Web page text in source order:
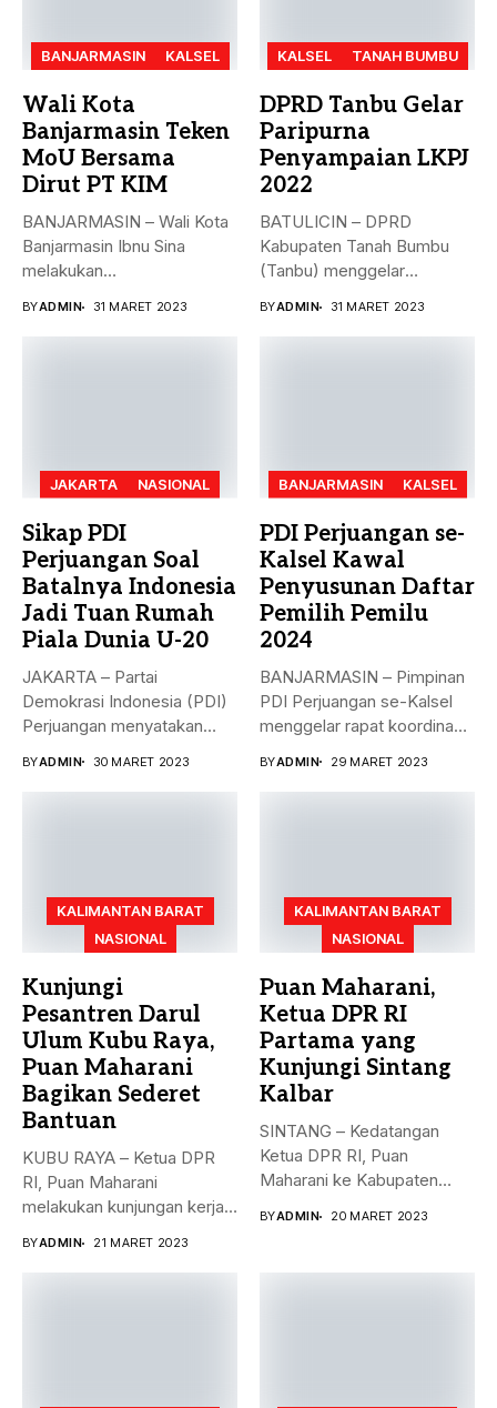
BANJARMASIN KALSEL
Wali Kota
Banjarmasin Teken
MoU Bersama
Dirut PT KIM
BANJARMASIN – Wali Kota
Banjarmasin Ibnu Sina
melakukan
BYADMIN 31 MARET 2023
KALSEL TANAH BUMBU
DPRD Tanbu Gelar
Paripurna
Penyampaian LKPJ
2022
BATULICIN – DPRD
Kabupaten Tanah Bumbu
(Tanbu) menggelar
BYADMIN 31 MARET 2023
JAKARTA NASIONAL
Sikap PDI
Perjuangan Soal
Batalnya Indonesia
Jadi Tuan Rumah
Piala Dunia U-20
JAKARTA – Partai
Demokrasi Indonesia (PDI)
Perjuangan menyatakan
BYADMIN 30 MARET 2023
BANJARMASIN KALSEL
PDI Perjuangan se-
Kalsel Kawal
Penyusunan Daftar
Pemilih Pemilu
2024
BANJARMASIN – Pimpinan
PDI Perjuangan se-Kalsel
menggelar rapat koordinasi
BYADMIN 29 MARET 2023
KALIMANTAN BARAT
NASIONAL
Kunjungi
Pesantren Darul
Ulum Kubu Raya,
Puan Maharani
Bagikan Sederet
Bantuan
KUBU RAYA – Ketua DPR
RI, Puan Maharani
melakukan kunjungan kerja
BYADMIN 21 MARET 2023
KALIMANTAN BARAT
NASIONAL
Puan Maharani,
Ketua DPR RI
Partama yang
Kunjungi Sintang
Kalbar
SINTANG – Kedatangan
Ketua DPR RI, Puan
Maharani ke Kabupaten
BYADMIN 20 MARET 2023